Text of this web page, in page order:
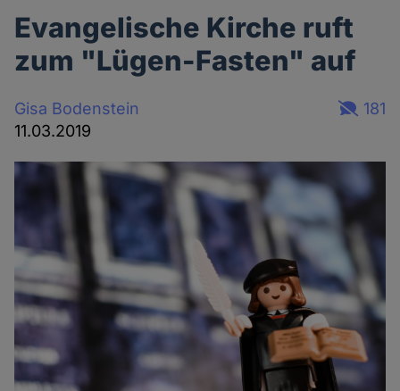
Evangelische Kirche ruft
zum "Lügen-Fasten" auf
Gisa Bodenstein
11.03.2019
181